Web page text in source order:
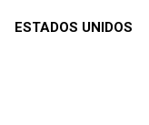
ESTADOS UNIDOS